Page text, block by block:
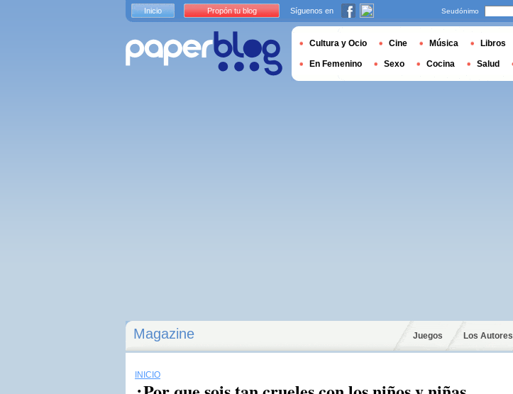
Magazine Juegos Los Autores
INICIO
Inicio Propón tu blog Síguenos en Seudónimo
Cultura y Ocio Cine Música Libros
En Femenino Sexo Cocina Salud